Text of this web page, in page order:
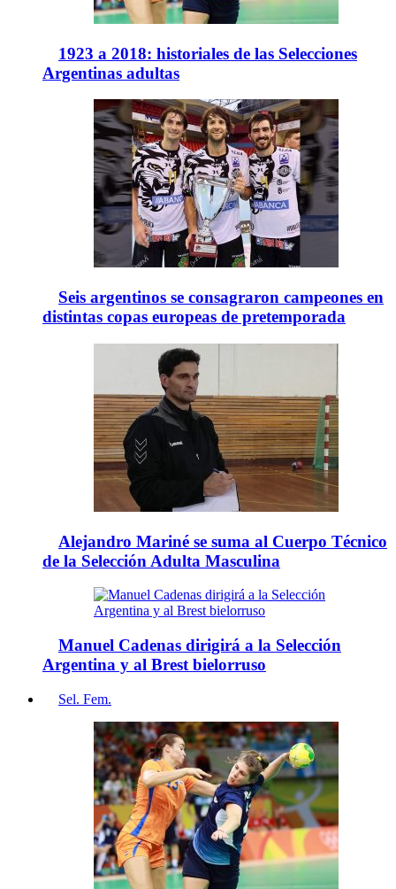
1923 a 2018: historiales de las Selecciones
Argentinas adultas
Seis argentinos se consagraron campeones en
distintas copas europeas de pretemporada
Alejandro Mariné se suma al Cuerpo Técnico
de la Selección Adulta Masculina
Manuel Cadenas dirigirá a la Selección
Argentina y al Brest bielorruso
Sel. Fem.